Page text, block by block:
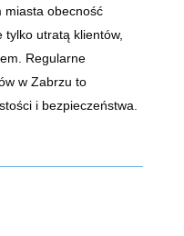
miasta obecność
utratą klientów,
Regularne
w Zabrzu to
i bezpieczeństwa.